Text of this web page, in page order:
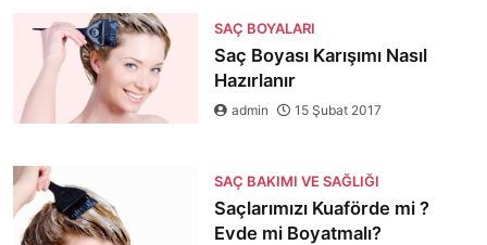
SAÇ BOYALARI
Saç Boyası Karışımı Nasıl
Hazırlanır
admin 15 Şubat 2017
SAÇ BAKIMI VE SAĞLIĞI
Saçlarımızı Kuaförde mi ?
Evde mi Boyatmalı?